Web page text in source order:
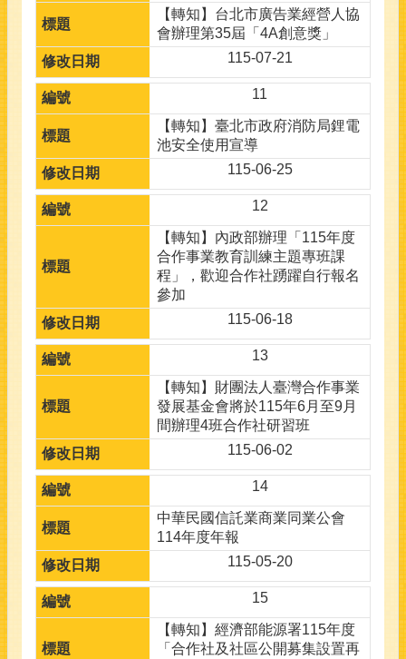
【轉知】台北市廣告業經營人協
會辦理第35屆「4A創意獎」
115-07-21
11
【轉知】臺北市政府消防局鋰電
池安全使用宣導
115-06-25
12
【轉知】內政部辦理「115年度
合作事業教育訓練主題專班課
程」，歡迎合作社踴躍自行報名
參加
115-06-18
13
【轉知】財團法人臺灣合作事業
發展基金會將於115年6月至9月
間辦理4班合作社研習班
115-06-02
14
中華民國信託業商業同業公會
114年度年報
115-05-20
15
【轉知】經濟部能源署115年度
「合作社及社區公開募集設置再